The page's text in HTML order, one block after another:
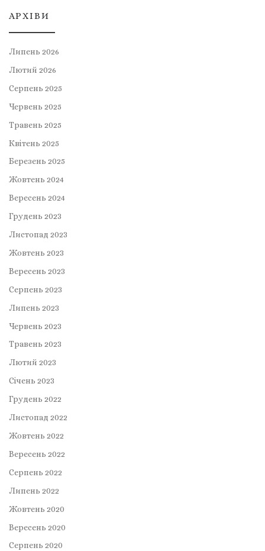
АРХІВИ
Липень 2026
Лютий 2026
Серпень 2025
Червень 2025
Травень 2025
Квітень 2025
Березень 2025
Жовтень 2024
Вересень 2024
Грудень 2023
Листопад 2023
Жовтень 2023
Вересень 2023
Серпень 2023
Липень 2023
Червень 2023
Травень 2023
Лютий 2023
Січень 2023
Грудень 2022
Листопад 2022
Жовтень 2022
Вересень 2022
Серпень 2022
Липень 2022
Жовтень 2020
Вересень 2020
Серпень 2020